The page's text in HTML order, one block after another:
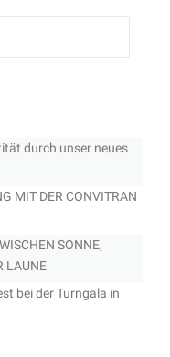
durch unser neues
MIT DER CONVITRAN
SONNE,
LAUNE
bei der Turngala in